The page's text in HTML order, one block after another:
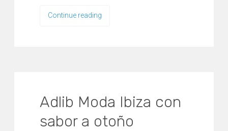
Continue reading
Adlib Moda Ibiza con
sabor a otoño